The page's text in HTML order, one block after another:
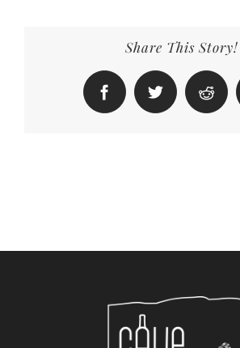
Share This Story!
FacebookTwitter Reddit